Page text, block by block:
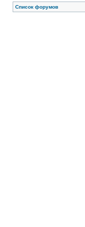
Список форумов